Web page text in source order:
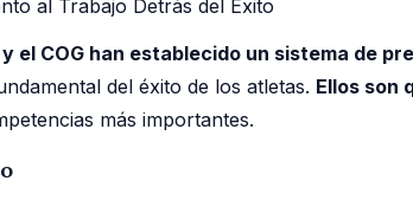
y el COG han establecido un sistema de
del éxito de los atletas. Ellos son
más importantes.